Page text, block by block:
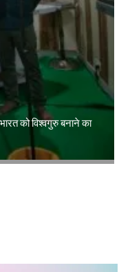
को विश्वगुरु बनाने का